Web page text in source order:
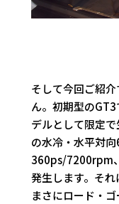
そして今回ご紹
ん。初期型の
デルとして限定
の水冷・水平対
360ps/7200rpm
発生します。それ
まさにロード・ゴ